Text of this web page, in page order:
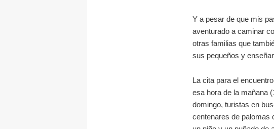
Y a pesar de que mis
aventurado a caminar
otras familias que
sus pequeños y
La cita para el
esa hora de la mañana
domingo, turistas en
centenares de palomas